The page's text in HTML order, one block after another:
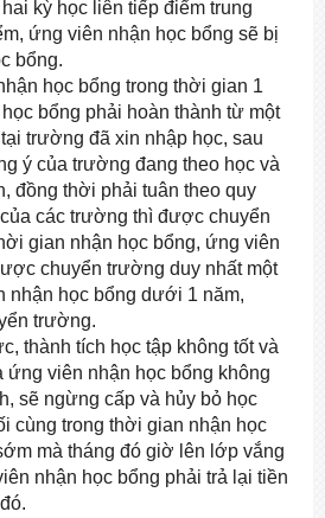
kỳ học liên tiếp điểm trung
ứng viên nhận học bổng sẽ bị
bổng.
học bổng trong thời gian 1
bổng phải hoàn thành từ một
trường đã xin nhập học, sau
ý của trường đang theo học và
đồng thời phải tuân theo quy
các trường thì được chuyển
gian nhận học bổng, ứng viên
chuyển trường duy nhất một
nhận học bổng dưới 1 năm,
trường.
thành tích học tập không tốt và
viên nhận học bổng không
sẽ ngừng cấp và hủy bỏ học
cùng trong thời gian nhận học
mà tháng đó giờ lên lớp vắng
nhận học bổng phải trả lại tiền